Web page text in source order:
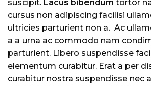
suscipit. Lacus bibendum tortor
cursus non adipiscing facilisi
ultricies parturient non a. Ac
a a urna ac commodo nam
parturient. Libero suspendisse
elementum curabitur. Erat a per
curabitur nostra suspendisse nec